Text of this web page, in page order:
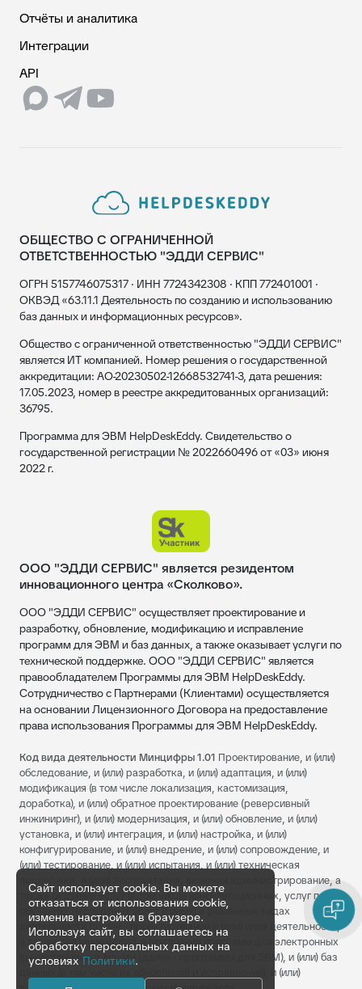
Отчёты и аналитика
Интеграции
API
ОБЩЕСТВО С ОГРАНИЧЕННОЙ
ОТВЕТСТВЕННОСТЬЮ "ЭДДИ СЕРВИС"
ОГРН 5157746075317 · ИНН 7724342308 · КПП 772401001 ·
ОКВЭД «63.11.1 Деятельность по созданию и использованию
баз данных и информационных ресурсов».
Общество с ограниченной ответственностью "ЭДДИ СЕРВИС"
является ИТ компанией. Номер решения о государственной
аккредитации: АО-20230502-12668532741-3, дата решения:
17.05.2023, номер в реестре аккредитованных организаций:
36795.
Программа для ЭВМ HelpDeskEddy. Свидетельство о
государственной регистрации № 2022660496 от «03» июня
2022 г.
ООО "ЭДДИ СЕРВИС" является резидентом
инновационного центра «Сколково».
ООО "ЭДДИ СЕРВИС" осуществляет проектирование и
разработку, обновление, модификацию и исправление
программ для ЭВМ и баз данных, а также оказывает услуги по
технической поддержке. ООО "ЭДДИ СЕРВИС" является
правообладателем Программы для ЭВМ HelpDeskEddy.
Сотрудничество с Партнерами (Клиентами) осуществляется
на основании Лицензионного Договора на предоставление
права использования Программы для ЭВМ HelpDeskEddy.
Код вида деятельности Минцифры 1.01 Проектирование, и (или)
обследование, и (или) разработка, и (или) адаптация, и (или)
модификация (в том числе локализация, кастомизация,
доработка), и (или) обратное проектирование (реверсивный
инжиниринг), и (или) модернизация, и (или) обновление, и (или)
установка, и (или) интеграция, и (или) настройка, и (или)
конфигурирование, и (или) внедрение, и (или) сопровождение, и
(или) тестирование, и (или) испытания, и (или) техническая
поддержка, и (или) эксплуатация, включая администрирование, а
также оказание услуг (в том числе консультационных, услуг по
обучению, экспертных услуг и иных) в указанных видах
деятельности (далее - проектирование и (или) иная деятельность,
а также оказание услуг), в отношении программ для электронных
вычислительных машин (далее - программы для ЭВМ), и (или) баз
данных (в том числе их обновлений и исправлений), и (или)
Сайт использует cookie. Вы можете
отказаться от использования cookie,
изменив настройки в браузере.
Используя сайт, вы соглашаетесь на
обработку персональных данных на
условиях Политики.